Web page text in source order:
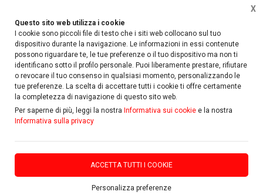
Questo sito web utilizza i cookie
I cookie sono piccoli file di testo che i siti web collocano sul tuo
dispositivo durante la navigazione. Le informazioni in essi contenute
possono riguardare te, le tue preferenze o il tuo dispositivo ma non ti
identificano sotto il profilo personale. Puoi liberamente prestare, rifiutare
o revocare il tuo consenso in qualsiasi momento, personalizzando le
tue preferenze. La scelta di accettare tutti i cookie ti offre certamente
la completezza di navigazione di questo sito web.
Per saperne di più, leggi la nostra Informativa sui cookie e la nostra
Informativa sulla privacy
ACCETTA TUTTI I COOKIE
Personalizza preferenze
X
Home Vetrina Beta alp 4.0
Beta alp 4.0